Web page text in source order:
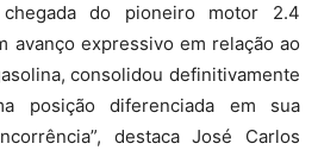
do pioneiro motor 2.4
avanço expressivo em relação ao
consolidou definitivamente
posição diferenciada em sua
destaca José Carlos